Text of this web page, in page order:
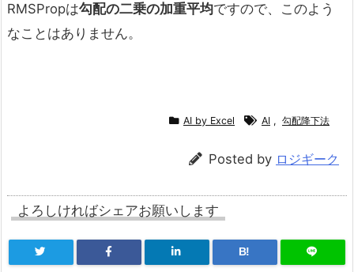
RMSPropは勾配の二乗の加重平均ですので、このよう
なことはありません。
AI by Excel AI , 勾配降下法
Posted by ロジギーク
よろしければシェアお願いします
B!